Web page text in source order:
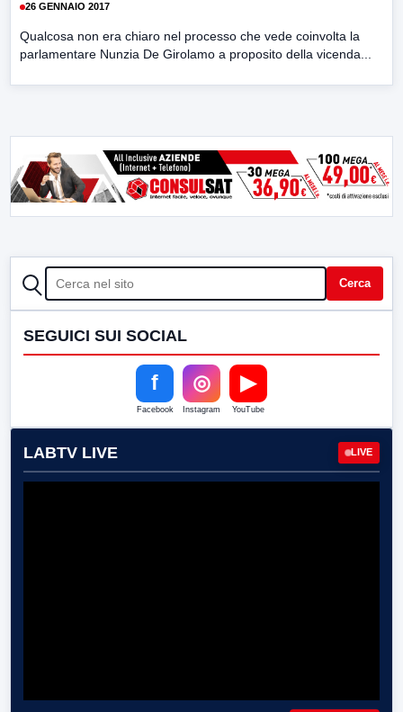
26 GENNAIO 2017
Qualcosa non era chiaro nel processo che vede coinvolta la
parlamentare Nunzia De Girolamo a proposito della vicenda...
CERCA Cerca
SEGUICI SUI SOCIAL
f
Facebook
◎
Instagram
▶
YouTube
LABTV LIVE LIVE